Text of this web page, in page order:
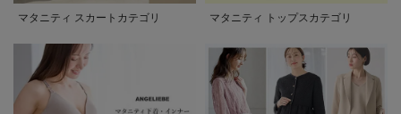
マタニティ スカートカテゴリ マタニティ トップスカテゴリ